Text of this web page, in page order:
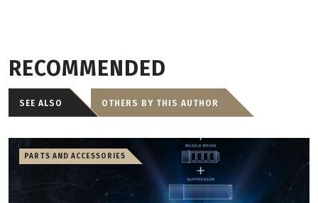
RECOMMENDED
SEE ALSO OTHERS BY THIS AUTHOR
PARTS AND ACCESSORIES